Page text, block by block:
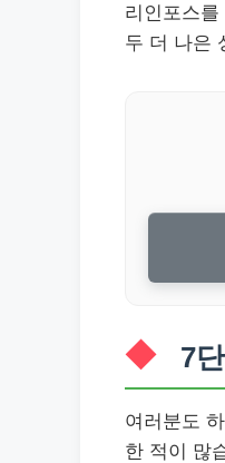
리인포스
두 더 나은
7
여러분도
한 적이 많